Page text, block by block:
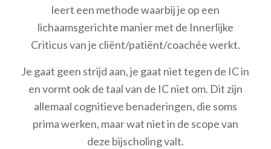
leert een methode waarbij je op een
lichaamsgerichte manier met de Innerlijke
Criticus van je cliënt/patiënt/coachée werkt.
Je gaat geen strijd aan, je gaat niet tegen de IC in
en vormt ook de taal van de IC niet om. Dit zijn
allemaal cognitieve benaderingen, die soms
prima werken, maar wat niet in de scope van
deze bijscholing valt.